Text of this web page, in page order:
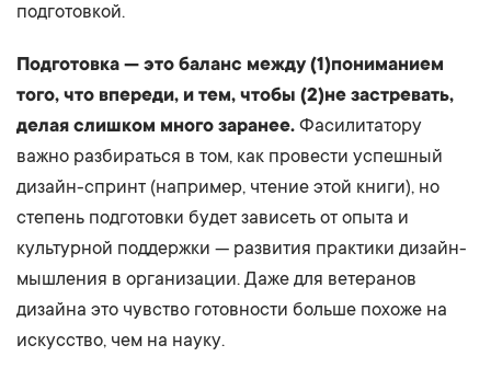
подготовкой.
Подготовка — это баланс между (1)пониманием
того, что впереди, и тем, чтобы (2)не застревать,
делая слишком много заранее. Фасилитатору
важно разбираться в том, как провести успешный
дизайн-спринт (например, чтение этой книги), но
степень подготовки будет зависеть от опыта и
культурной поддержки — развития практики дизайн-
мышления в организации. Даже для ветеранов
дизайна это чувство готовности больше похоже на
искусство, чем на науку.